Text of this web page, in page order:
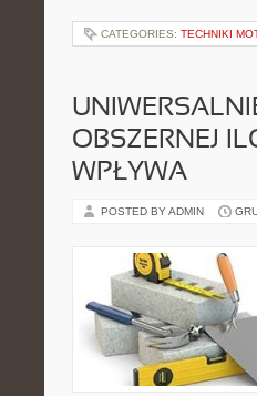
CATEGORIES: TECHNIKI
OBSZERNEJ
WPŁYWA
POSTED BY ADMIN